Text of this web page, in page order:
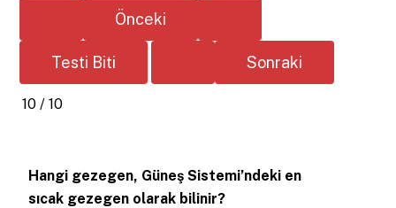
10 / 10
Hangi gezegen, Güneş Sistemi’ndeki en
sıcak gezegen olarak bilinir?